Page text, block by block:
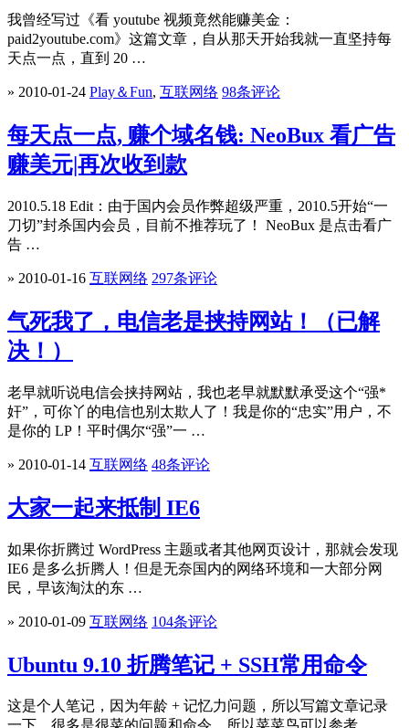
我曾经写过《看 youtube 视频竟然能赚美金：
paid2youtube.com》这篇文章，自从那天开始我就一直坚持每
天点一点，直到 20 …
» 2010-01-24 Play＆Fun, 互联网络 98条评论
每天点一点, 赚个域名钱: NeoBux 看广告
赚美元|再次收到款
2010.5.18 Edit：由于国内会员作弊超级严重，2010.5开始“一
刀切”封杀国内会员，目前不推荐玩了！ NeoBux 是点击看广
告 …
» 2010-01-16 互联网络 297条评论
气死我了，电信老是挟持网站！（已解
决！）
老早就听说电信会挟持网站，我也老早就默默承受这个“强*
奸”，可你丫的电信也别太欺人了！我是你的“忠实”用户，不
是你的 LP！平时偶尔“强”一 …
» 2010-01-14 互联网络 48条评论
大家一起来抵制 IE6
如果你折腾过 WordPress 主题或者其他网页设计，那就会发现
IE6 是多么折腾人！但是无奈国内的网络环境和一大部分网
民，早该淘汰的东 …
» 2010-01-09 互联网络 104条评论
Ubuntu 9.10 折腾笔记 + SSH常用命令
这是个人笔记，因为年龄 + 记忆力问题，所以写篇文章记录